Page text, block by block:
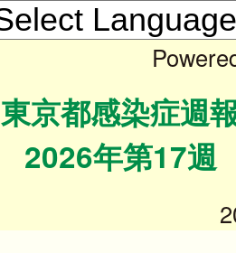
東京都感染症週
2026年第17週